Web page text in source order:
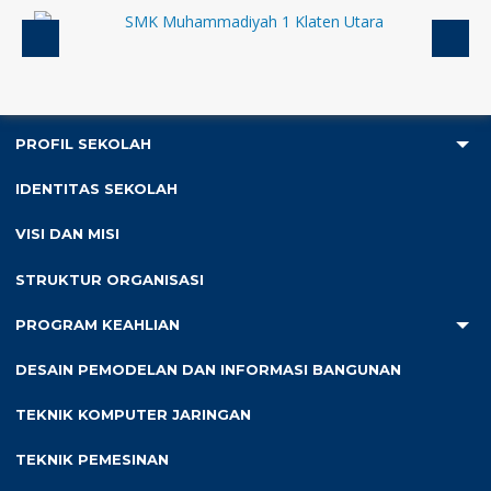
PROFIL SEKOLAH
IDENTITAS SEKOLAH
VISI DAN MISI
STRUKTUR ORGANISASI
PROGRAM KEAHLIAN
DESAIN PEMODELAN DAN INFORMASI BANGUNAN
TEKNIK KOMPUTER JARINGAN
TEKNIK PEMESINAN
SMK Muh 1 Klaten Utara di SMP Negeri 1 Jatinom
Penyerahan PPDB SMK Muh
1 Klaten Utara di SMP Negeri 1
Jatinom